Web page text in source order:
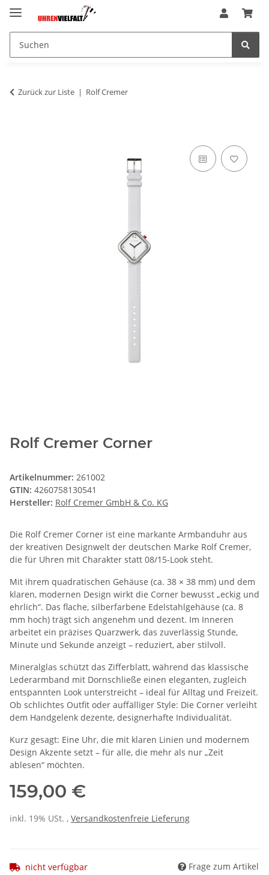
Zurück zur Liste Rolf Cremer
Rolf Cremer Corner
Artikelnummer: 261002
GTIN: 4260758130541
Hersteller: Rolf Cremer GmbH & Co. KG
Die Rolf Cremer Corner ist eine markante Armbanduhr aus
der kreativen Designwelt der deutschen Marke Rolf Cremer,
die für Uhren mit Charakter statt 08/15‑Look steht.
Mit ihrem quadratischen Gehäuse (ca. 38 × 38 mm) und dem
klaren, modernen Design wirkt die Corner bewusst „eckig und
ehrlich“. Das flache, silberfarbene Edelstahlgehäuse (ca. 8
mm hoch) trägt sich angenehm und dezent. Im Inneren
arbeitet ein präzises Quarzwerk, das zuverlässig Stunde,
Minute und Sekunde anzeigt – reduziert, aber stilvoll.
Mineralglas schützt das Zifferblatt, während das klassische
Lederarmband mit Dornschließe einen eleganten, zugleich
entspannten Look unterstreicht – ideal für Alltag und Freizeit.
Ob schlichtes Outfit oder auffälliger Style: Die Corner verleiht
dem Handgelenk dezente, designerhafte Individualität.
Kurz gesagt: Eine Uhr, die mit klaren Linien und modernem
Design Akzente setzt – für alle, die mehr als nur „Zeit
ablesen“ möchten.
159,00 €
inkl. 19% USt. , Versandkostenfreie Lieferung
nicht verfügbar Frage zum Artikel